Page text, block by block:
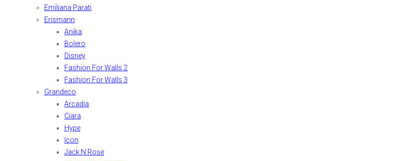
Emiliana Parati
Erismann
Anika
Bolero
Disney
Fashion For Walls 2
Fashion For Walls 3
Grandeco
Arcadia
Ciara
Hype
Icon
Jack N Rose